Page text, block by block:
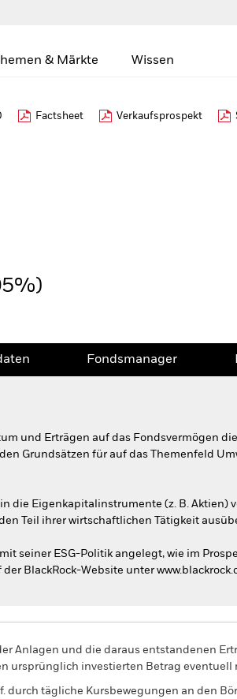
& Märkte Wissen
Factsheet Verkaufsprospekt
Fondsmanager
und Erträgen auf das Fondsvermögen
Grundsätzen für auf das Themenfeld
die Eigenkapitalinstrumente (z. B. Aktien)
Teil ihrer wirtschaftlichen Tätigkeit
seiner ESG-Politik angelegt, wie im
BlackRock-Website unter
Anlagen und die daraus entstandenen
ursprünglich investierten Betrag eventuell
durch tägliche Kursbewegungen an den